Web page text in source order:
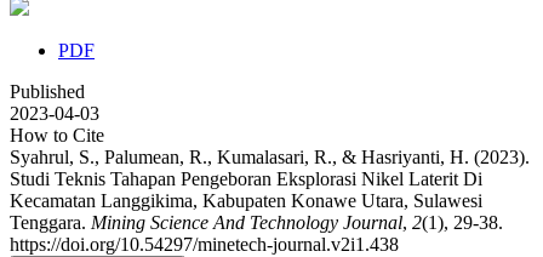
PDF
Published
2023-04-03
How to Cite
Syahrul, S., Palumean, R., Kumalasari, R., & Hasriyanti, H. (2023).
Studi Teknis Tahapan Pengeboran Eksplorasi Nikel Laterit Di
Kecamatan Langgikima, Kabupaten Konawe Utara, Sulawesi
Tenggara. Mining Science And Technology Journal, 2(1), 29-38.
https://doi.org/10.54297/minetech-journal.v2i1.438